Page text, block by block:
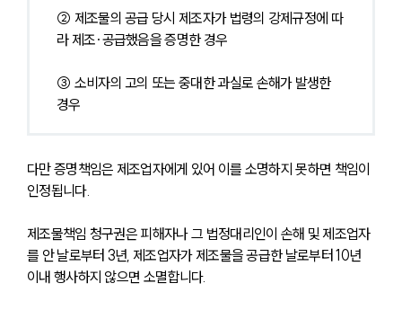
② 제조물의 공급 당시 제조자가 법령의 강제규정에 따
라 제조·공급했음을 증명한 경우
③ 소비자의 고의 또는 중대한 과실로 손해가 발생한
경우
다만 증명책임은 제조업자에게 있어 이를 소명하지 못하면 책임이
인정됩니다.
제조물책임 청구권은 피해자나 그 법정대리인이 손해 및 제조업자
를 안 날로부터 3년, 제조업자가 제조물을 공급한 날로부터 10년
이내 행사하지 않으면 소멸합니다.